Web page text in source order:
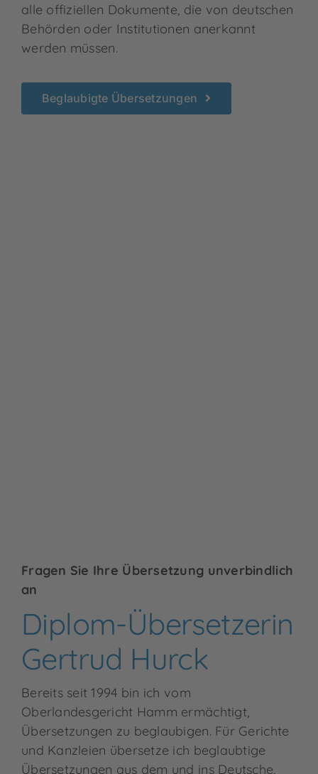
alle offiziellen Dokumente, die von deutschen
Behörden oder Institutionen anerkannt
werden müssen.
Beglaubigte Übersetzungen
Fragen Sie Ihre Übersetzung unverbindlich
an
Diplom-Übersetzerin
Gertrud Hurck
Bereits seit 1994 bin ich vom
Oberlandesgericht Hamm ermächtigt,
Übersetzungen zu beglaubigen. Für Gerichte
und Kanzleien übersetze ich beglaubtige
Übersetzungen aus dem und ins Deutsche,